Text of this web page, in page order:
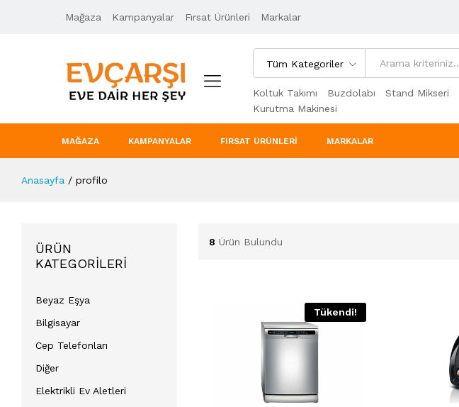
Mağaza Kampanyalar Fırsat Ürünleri Markalar
Tüm Kategoriler
Koltuk Takımı Buzdolabı Stand Mikseri
Kurutma Makinesi
MAĞAZA KAMPANYALAR FIRSAT ÜRÜNLERI MARKALAR
Anasayfa / profilo
8 Ürün Bulundu
Tükendi!
ÜRÜN
KATEGORILERI
Beyaz Eşya
Bilgisayar
Cep Telefonları
Diğer
Elektrikli Ev Aletleri